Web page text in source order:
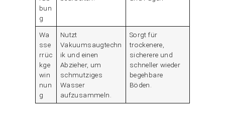
bun
g
Wa
sse
rrüc
kge
win
nun
g
Nutzt
Vakuumsaugtechn
ik und einen
Abzieher, um
schmutziges
Wasser
aufzusammeln.
Sorgt für
trockenere,
sicherere und
schneller wieder
begehbare
Böden.